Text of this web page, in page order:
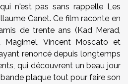
n'est pas sans rappelle Les
Canet. Ce film raconte en
de trente ans (Kad Merad,
Magimel, Vincent Moscato et
renoncé depuis longtemps
qui découvrent un beau jour
plaque tout pour faire son